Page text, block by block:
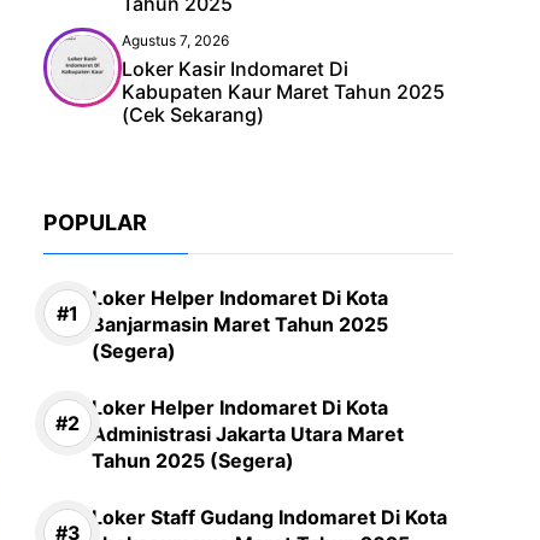
Agustus 7, 2026
Loker Kasir Indomaret Di
Kabupaten Kaur Maret Tahun 2025
(Cek Sekarang)
POPULAR
Loker Helper Indomaret Di Kota
Banjarmasin Maret Tahun 2025
(Segera)
Loker Helper Indomaret Di Kota
Administrasi Jakarta Utara Maret
Tahun 2025 (Segera)
Loker Staff Gudang Indomaret Di Kota